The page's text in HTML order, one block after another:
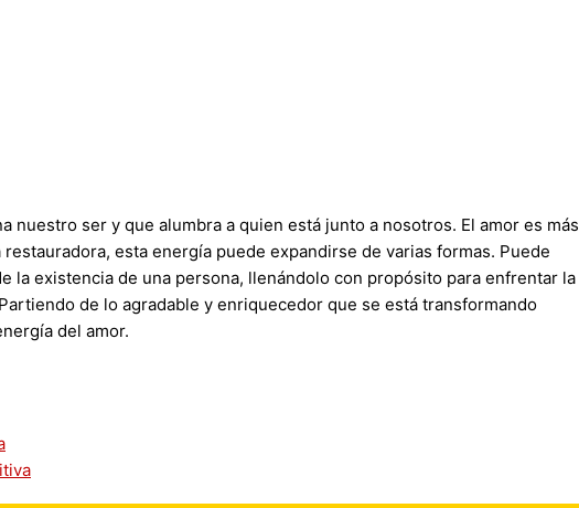
nuestro ser y que alumbra a quien está junto a nosotros. El amor es más
esta energía puede expandirse de varias formas. Puede
la existencia de una persona, llenándolo con propósito para enfrentar la
de lo agradable y enriquecedor que se está transformando
del amor.